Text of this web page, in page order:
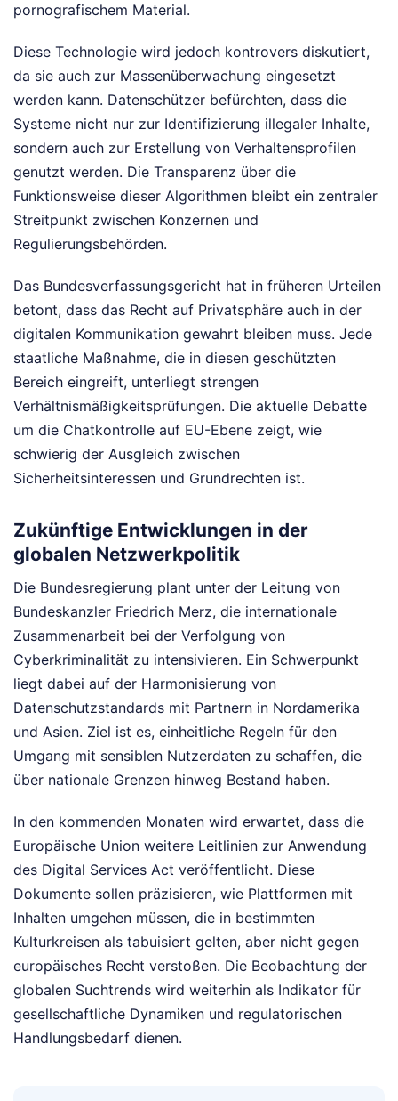
pornografischem Material.
Diese Technologie wird jedoch kontrovers diskutiert,
da sie auch zur Massenüberwachung eingesetzt
werden kann. Datenschützer befürchten, dass die
Systeme nicht nur zur Identifizierung illegaler Inhalte,
sondern auch zur Erstellung von Verhaltensprofilen
genutzt werden. Die Transparenz über die
Funktionsweise dieser Algorithmen bleibt ein zentraler
Streitpunkt zwischen Konzernen und
Regulierungsbehörden.
Das Bundesverfassungsgericht hat in früheren Urteilen
betont, dass das Recht auf Privatsphäre auch in der
digitalen Kommunikation gewahrt bleiben muss. Jede
staatliche Maßnahme, die in diesen geschützten
Bereich eingreift, unterliegt strengen
Verhältnismäßigkeitsprüfungen. Die aktuelle Debatte
um die Chatkontrolle auf EU-Ebene zeigt, wie
schwierig der Ausgleich zwischen
Sicherheitsinteressen und Grundrechten ist.
Zukünftige Entwicklungen in der
globalen Netzwerkpolitik
Die Bundesregierung plant unter der Leitung von
Bundeskanzler Friedrich Merz, die internationale
Zusammenarbeit bei der Verfolgung von
Cyberkriminalität zu intensivieren. Ein Schwerpunkt
liegt dabei auf der Harmonisierung von
Datenschutzstandards mit Partnern in Nordamerika
und Asien. Ziel ist es, einheitliche Regeln für den
Umgang mit sensiblen Nutzerdaten zu schaffen, die
über nationale Grenzen hinweg Bestand haben.
In den kommenden Monaten wird erwartet, dass die
Europäische Union weitere Leitlinien zur Anwendung
des Digital Services Act veröffentlicht. Diese
Dokumente sollen präzisieren, wie Plattformen mit
Inhalten umgehen müssen, die in bestimmten
Kulturkreisen als tabuisiert gelten, aber nicht gegen
europäisches Recht verstoßen. Die Beobachtung der
globalen Suchtrends wird weiterhin als Indikator für
gesellschaftliche Dynamiken und regulatorischen
Handlungsbedarf dienen.